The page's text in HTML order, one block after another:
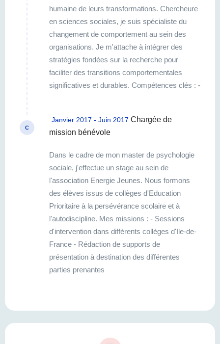
création d’environnements de travail
performants et résilients, tout en favorisant une
forte culture de Responsabilité Sociétale des
Entreprises (RSE). Mes expertises : -
Sciences du comportement et mindset -
Management du changement - Culture
talents - RSE - Conception et facilitation
d'ateliers, animation de formations -
humaine de leurs transformations. Chercheure
en sciences sociales, je suis spécialiste du
changement de comportement au sein des
organisations. Je m'attache à intégrer des
stratégies fondées sur la recherche pour
faciliter des transitions comportementales
significatives et durables. Compétences clés : -
transformation. - Pilotage de projet : Gestion
autonome concernant la relation client, le
équipes internes et externes. - Commercial :
Rédaction d'appels d'offres, participation à des
soutenance et conduite de réunions clients. -
Formations et conférences : Conception et
animation de formations et conférences à
destination de managers et de dirigeants
C
Janvier 2017 - Juin 2017 Chargée de
mission bénévole
Dans le cadre de mon master de psychologie
sociale, j'effectue un stage au sein de
l'association Energie Jeunes. Nous formons
des élèves issus de collèges d'Education
Prioritaire à la persévérance scolaire et à
l'autodiscipline. Mes missions : - Sessions
d'intervention dans différents collèges d'Ile-de-
France - Rédaction de supports de
présentation à destination des différentes
parties prenantes